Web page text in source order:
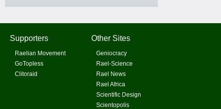
Supporters
Raelian Movement
GoTopless
Clitoraid
Other Sites
Geniocracy
Rael-Science
Rael News
Rael Africa
Scientific Design
Scientopolis